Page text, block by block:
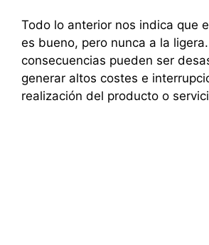
Todo lo anterior nos indica que
es bueno, pero nunca a la
consecuencias pueden ser
generar altos costes e
realización del producto o